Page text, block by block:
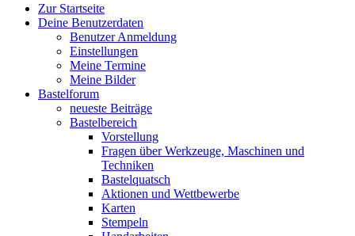
Zur Startseite
Deine Benutzerdaten
Benutzer Anmeldung
Einstellungen
Meine Termine
Meine Bilder
Bastelforum
neueste Beiträge
Bastelbereich
Vorstellung
Fragen über Werkzeuge, Maschinen und
Techniken
Bastelquatsch
Aktionen und Wettbewerbe
Karten
Stempeln